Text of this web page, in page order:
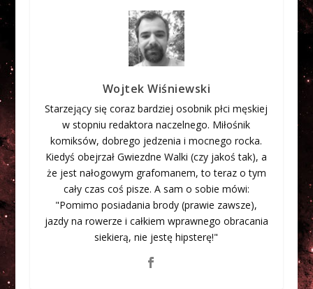
Wojtek Wiśniewski
Starzejący się coraz bardziej osobnik płci męskiej
w stopniu redaktora naczelnego. Miłośnik
komiksów, dobrego jedzenia i mocnego rocka.
Kiedyś obejrzał Gwiezdne Walki (czy jakoś tak), a
że jest nałogowym grafomanem, to teraz o tym
cały czas coś pisze. A sam o sobie mówi:
"Pomimo posiadania brody (prawie zawsze),
jazdy na rowerze i całkiem wprawnego obracania
siekierą, nie jestę hipsterę!"